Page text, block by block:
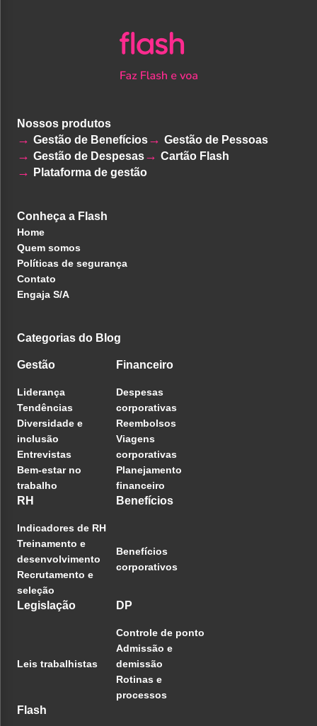
Nossos produtos
Gestão de Benefícios
Gestão de Pessoas
Gestão de Despesas
Cartão Flash
Plataforma de gestão
Conheça a Flash
Home
Quem somos
Políticas de segurança
Contato
Engaja S/A
Categorias do Blog
Gestão
Liderança
Tendências
Diversidade e
inclusão
Entrevistas
Bem-estar no
trabalho
Financeiro
Despesas
corporativas
Reembolsos
Viagens
corporativas
Planejamento
financeiro
RH
Indicadores de RH
Treinamento e
desenvolvimento
Recrutamento e
seleção
Benefícios
Benefícios
corporativos
Legislação
Leis trabalhistas
DP
Controle de ponto
Admissão e
demissão
Rotinas e
processos
Flash